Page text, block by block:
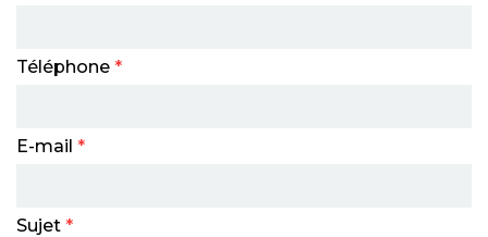
Téléphone *
E-mail *
Sujet *